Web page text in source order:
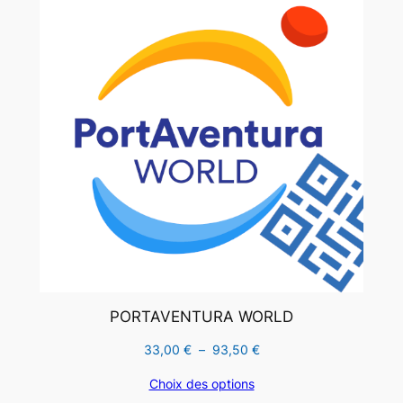
PORTAVENTURA WORLD
33,00 € – 93,50 €Plage
Choix des options